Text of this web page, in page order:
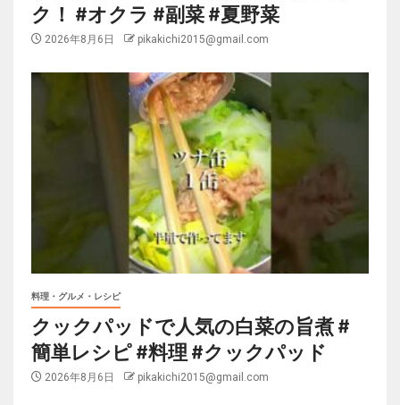
ク！ #オクラ #副菜 #夏野菜
2026年8月6日 pikakichi2015@gmail.com
料理・グルメ・レシピ
クックパッドで人気の白菜の旨煮 #
簡単レシピ #料理 #クックパッド
2026年8月6日 pikakichi2015@gmail.com